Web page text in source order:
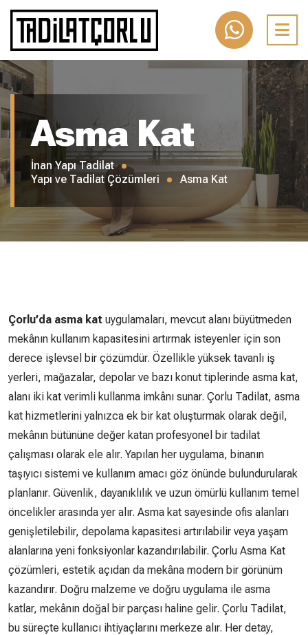
Asma Kat
İnan Yapı Tadilat
Yapı ve Tadilat Çözümleri
Asma Kat
Çorlu’da asma kat uygulamaları, mevcut alanı büyütmeden
mekânın kullanım kapasitesini artırmak isteyenler için son
derece işlevsel bir çözümdür. Özellikle yüksek tavanlı iş
yerleri, mağazalar, depolar ve bazı konut tiplerinde asma kat,
alanı iki kat verimli kullanma imkânı sunar. Çorlu Tadilat, asma
kat hizmetlerini yalnızca ek bir kat oluşturmak olarak değil,
mekânın bütününe değer katan profesyonel bir tadilat
çalışması olarak ele alır. Yapılan her uygulama, binanın
taşıyıcı sistemi ve kullanım amacı göz önünde bulundurularak
planlanır. Güvenlik, dayanıklılık ve uzun ömürlü kullanım temel
öncelikler arasında yer alır. Asma kat sayesinde ofis alanları
genişletilebilir, depolama kapasitesi artırılabilir veya yaşam
alanlarına yeni fonksiyonlar kazandırılabilir. Çorlu Asma Kat
çözümleri, estetik açıdan da mekâna modern bir görünüm
kazandırır. Doğru malzeme ve doğru uygulama ile asma
katlar, mekânın doğal bir parçası haline gelir. Çorlu Tadilat,
bu süreçte kullanıcı ihtiyaçlarını merkeze alır. Her detay,